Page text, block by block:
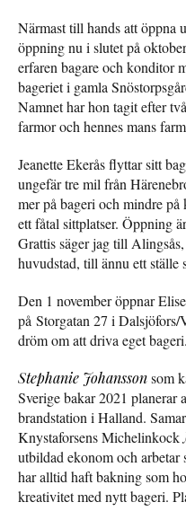
Närmast till hands att öppna
öppning nu i slutet på
erfaren bagare och konditor
bageriet i gamla
Namnet har hon tagit efter
farmor och hennes mans
Jeanette Ekerås flyttar sitt
ungefär tre mil från
mer på bageri och mindre
ett fåtal sittplatser. Öppning
Grattis säger jag till
huvudstad, till ännu ett ställe
Den 1 november öppnar
på Storgatan 27 i
dröm om att driva eget
Stephanie Johanssonsom
Sverige bakar 2021 planerar
brandstation i Halland.
Knystaforsens Michelinkock
utbildad ekonom och arbetar
har alltid haft bakning som
kreativitet med nytt bageri.